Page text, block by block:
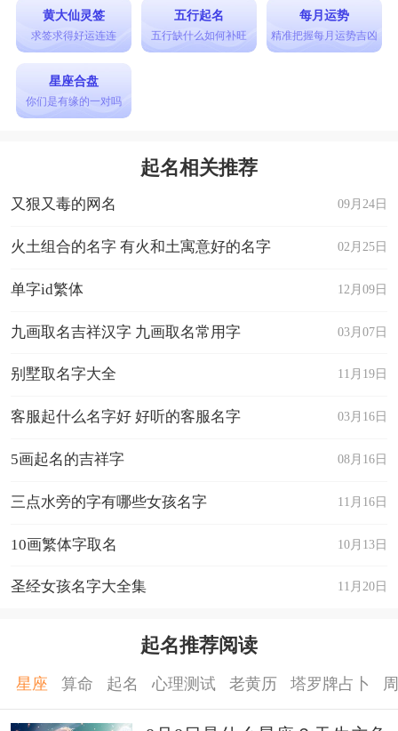
黄大仙灵签
求签求得好运连连
五行起名
五行缺什么如何补旺
每月运势
精准把握每月运势吉凶
星座合盘
你们是有缘的一对吗
起名相关推荐
09月24日
又狠又毒的网名
02月25日
火土组合的名字 有火和土寓意好的名字
12月09日
单字id繁体
03月07日
九画取名吉祥汉字 九画取名常用字
11月19日
别墅取名字大全
03月16日
客服起什么名字好 好听的客服名字
08月16日
5画起名的吉祥字
11月16日
三点水旁的字有哪些女孩名字
10月13日
10画繁体字取名
11月20日
圣经女孩名字大全集
起名推荐阅读
星座 算命 起名 心理测试 老黄历 塔罗牌占卜